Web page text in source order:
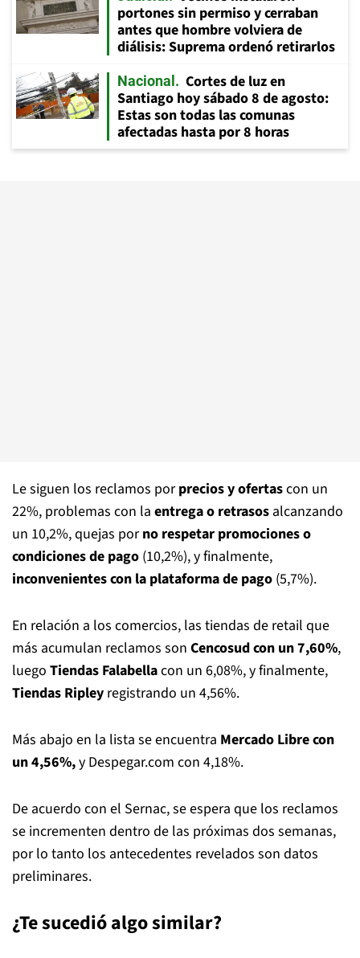
portones sin permiso y cerraban
antes que hombre volviera de
diálisis: Suprema ordenó retirarlos
Nacional
Cortes de luz en
Santiago hoy sábado 8 de agosto:
Estas son todas las comunas
afectadas hasta por 8 horas
Le siguen los reclamos porprecios y ofertascon un
22%, problemas con la entrega o retrasos alcanzando
un 10,2%, quejas porno respetar promociones o
condiciones de pago (10,2%), y finalmente,
inconvenientes con la plataforma de pago (5,7%).
En relación a los comercios, las tiendas de retail que
más acumulan reclamos son Cencosud con un 7,60%,
luego Tiendas Falabellacon un 6,08%, y finalmente,
Tiendas Ripley registrando un 4,56%.
Más abajo en la lista se encuentra Mercado Libre con
un 4,56%,y Despegar.com con 4,18%.
De acuerdo con el Sernac, se espera que los reclamos
se incrementen dentro de las próximas dos semanas,
por lo tanto los antecedentes revelados son datos
preliminares.
¿Te sucedió algo similar?